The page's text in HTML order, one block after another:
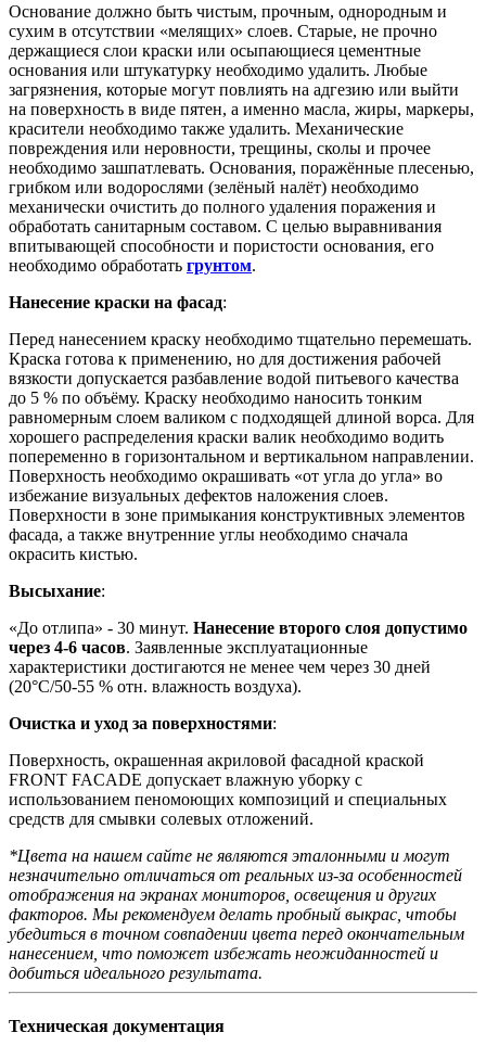
Основание должно быть чистым, прочным, однородным и
сухим в отсутствии «мелящих» слоев. Старые, не прочно
держащиеся слои краски или осыпающиеся цементные
основания или штукатурку необходимо удалить. Любые
загрязнения, которые могут повлиять на адгезию или выйти
на поверхность в виде пятен, а именно масла, жиры, маркеры,
красители необходимо также удалить. Механические
повреждения или неровности, трещины, сколы и прочее
необходимо зашпатлевать. Основания, поражённые плесенью,
грибком или водорослями (зелёный налёт) необходимо
механически очистить до полного удаления поражения и
обработать санитарным составом. С целью выравнивания
впитывающей способности и пористости основания, его
необходимо обработать грунтом.
Нанесение краски на фасад:
Перед нанесением краску необходимо тщательно перемешать.
Краска готова к применению, но для достижения рабочей
вязкости допускается разбавление водой питьевого качества
до 5 % по объёму. Краску необходимо наносить тонким
равномерным слоем валиком с подходящей длиной ворса. Для
хорошего распределения краски валик необходимо водить
попеременно в горизонтальном и вертикальном направлении.
Поверхность необходимо окрашивать «от угла до угла» во
избежание визуальных дефектов наложения слоев.
Поверхности в зоне примыкания конструктивных элементов
фасада, а также внутренние углы необходимо сначала
окрасить кистью.
Высыхание:
«До отлипа» - 30 минут. Нанесение второго слоя допустимо
через 4-6 часов. Заявленные эксплуатационные
характеристики достигаются не менее чем через 30 дней
(20°C/50-55 % отн. влажность воздуха).
Очистка и уход за поверхностями:
Поверхность, окрашенная акриловой фасадной краской
FRONT FACADE допускает влажную уборку с
использованием пеномоющих композиций и специальных
средств для смывки солевых отложений.
*Цвета на нашем сайте не являются эталонными и могут
незначительно отличаться от реальных из-за особенностей
отображения на экранах мониторов, освещения и других
факторов. Мы рекомендуем делать пробный выкрас, чтобы
убедиться в точном совпадении цвета перед окончательным
нанесением, что поможет избежать неожиданностей и
добиться идеального результата.
Техническая документация